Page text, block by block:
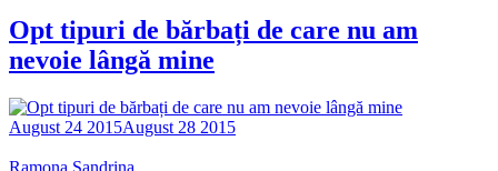
Opt tipuri de bărbați de care nu am
nevoie lângă mine
August 24 2015August 28 2015
Ramona Sandrina